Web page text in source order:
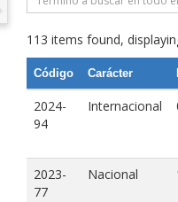
113 items found,
Código Carácter
2024-
94
Internacional
2023-
77
Nacional